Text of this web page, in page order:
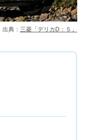
出典： 三菱「デリカD：５」